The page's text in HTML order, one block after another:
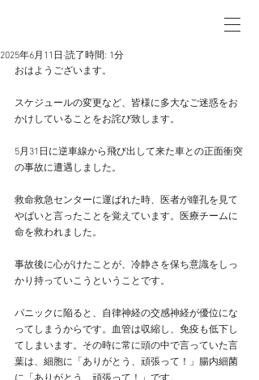
2025年6月11日 読了時間: 1分
おはようございます。
スケジュールの変更など、皆様に多大なご迷惑をお
かけしていることをお詫び致します。
5月31日に逆車線から飛び出して来た車との正面衝突
の事故に遭遇しました。
救命救急センターに運ばれた時、医者が瞳孔を見て
やばいと言ったことを覚えています。医療チームに
命を救われました。
事故後に心がけたことが、冷静さを保ち意識をしっ
かり持っていこうということです。
パニックに陥ると、自律神経の交感神経が優位にな
ってしまうからです。血管は収縮し、免疫も低下し
てしまいます。その時に常に頭の中で言っていた言
葉は、細胞に「ありがとう、頑張って！」腸内細菌